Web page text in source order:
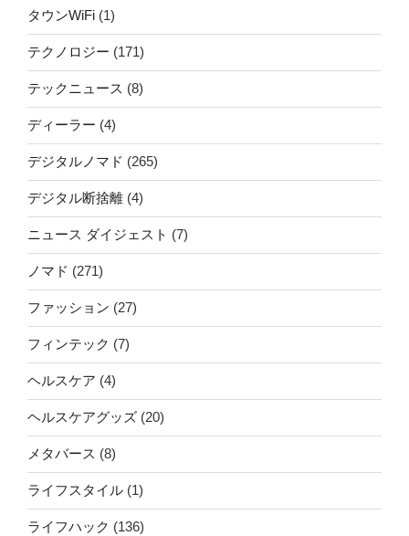
タウンWiFi (1)
テクノロジー (171)
テックニュース (8)
ディーラー (4)
デジタルノマド (265)
デジタル断捨離 (4)
ニュース ダイジェスト (7)
ノマド (271)
ファッション (27)
フィンテック (7)
ヘルスケア (4)
ヘルスケアグッズ (20)
メタバース (8)
ライフスタイル (1)
ライフハック (136)